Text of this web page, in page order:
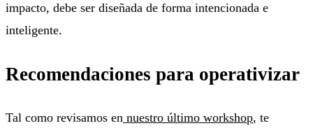
impacto, debe ser diseñada de forma intencionada e
inteligente.
Recomendaciones para operativizar
Tal como revisamos en nuestro último workshop, te